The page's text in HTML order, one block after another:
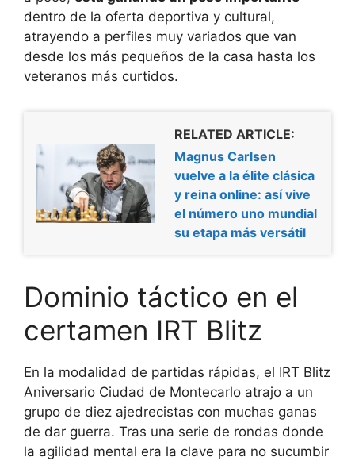
dentro de la oferta deportiva y cultural,
atrayendo a perfiles muy variados que van
desde los más pequeños de la casa hasta los
veteranos más curtidos.
RELATED ARTICLE:
Magnus Carlsen
vuelve a la élite clásica
y reina online: así vive
el número uno mundial
su etapa más versátil
Dominio táctico en el
certamen IRT Blitz
En la modalidad de partidas rápidas, el IRT Blitz
Aniversario Ciudad de Montecarlo atrajo a un
grupo de diez ajedrecistas con muchas ganas
de dar guerra. Tras una serie de rondas donde
la agilidad mental era la clave para no sucumbir